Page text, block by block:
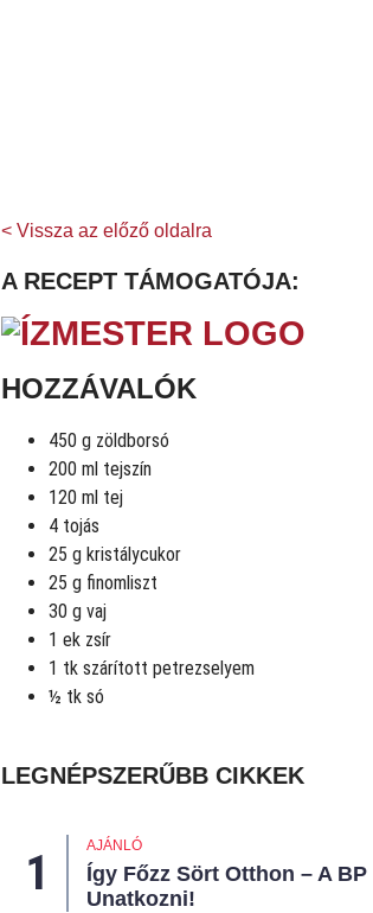
< Vissza az előző oldalra
A RECEPT TÁMOGATÓJA:
HOZZÁVALÓK
450 g zöldborsó
200 ml tejszín
120 ml tej
4 tojás
25 g kristálycukor
25 g finomliszt
30 g vaj
1 ek zsír
1 tk szárított petrezselyem
½ tk só
LEGNÉPSZERŰBB CIKKEK
AJÁNLÓ
Így Főzz Sört Otthon – A
Unatkozni!